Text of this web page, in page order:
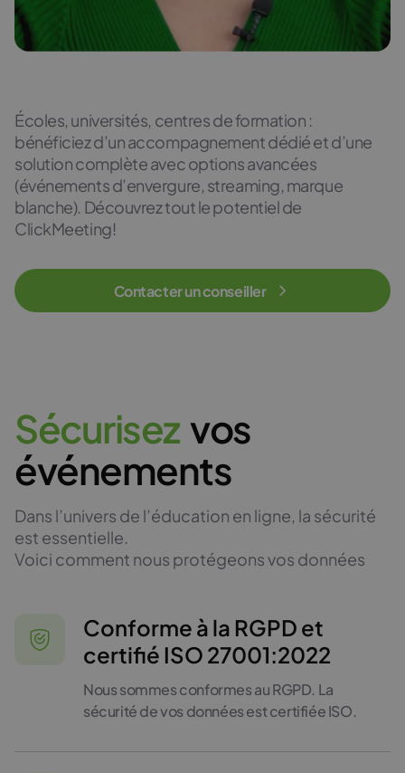
Écoles, universités, centres de formation :
bénéficiez d’un accompagnement dédié et d’une
solution complète avec options avancées
(événements d’envergure, streaming, marque
blanche). Découvrez tout le potentiel de
ClickMeeting!
Contacter un conseiller
Sécurisez vos
événements
Dans l’univers de l’éducation en ligne, la sécurité
est essentielle.
Voici comment nous protégeons vos données
Conforme à la RGPD et
certifié ISO 27001:2022
Nous sommes conformes au RGPD. La
sécurité de vos données est certifiée ISO.